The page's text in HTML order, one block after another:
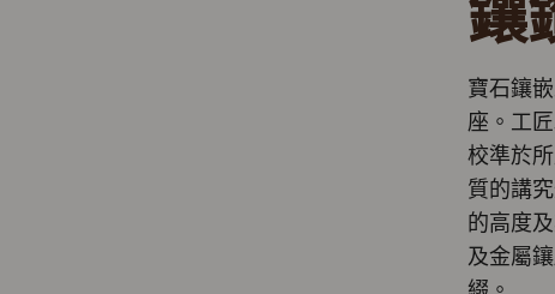
鑲
寶石鑲
座。工
校準於
質的講
的高度
及金屬